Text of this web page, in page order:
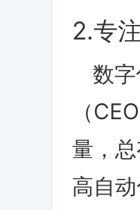
2.专
数
（
量，
高自